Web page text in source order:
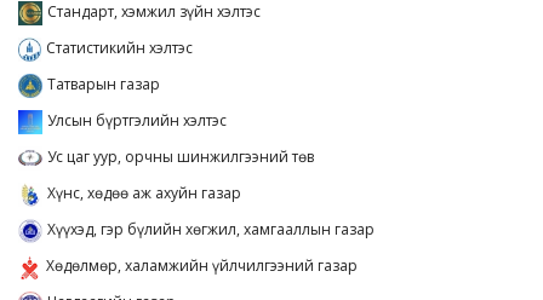
Стандарт, хэмжил зүйн хэлтэс
Статистикийн хэлтэс
Татварын газар
Улсын бүртгэлийн хэлтэс
Ус цаг уур, орчны шинжилгээний төв
Хүнс, хөдөө аж ахуйн газар
Хүүхэд, гэр бүлийн хөгжил, хамгааллын газар
Хөдөлмөр, халамжийн үйлчилгээний газар